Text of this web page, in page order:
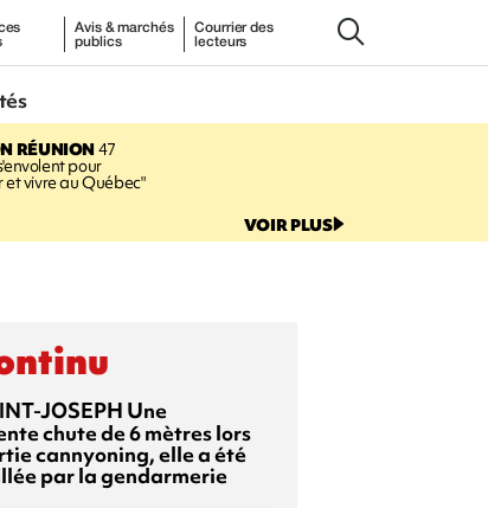
Avis & marchés
publics
Courrier des
lecteurs
RÉUNION47
pour
et vivre au Québec"
VOIR PLUS
JOSEPH Une
chute de 6 mètres lors
cannyoning, elle a été
par la gendarmerie